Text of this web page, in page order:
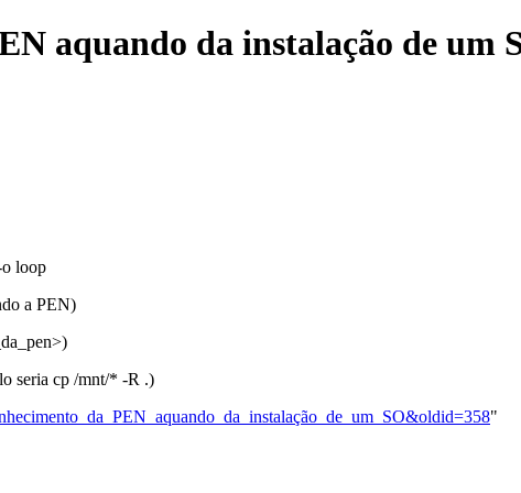
aquando da instalação de um
loop
a PEN)
seria cp /mnt/* -R .)
"